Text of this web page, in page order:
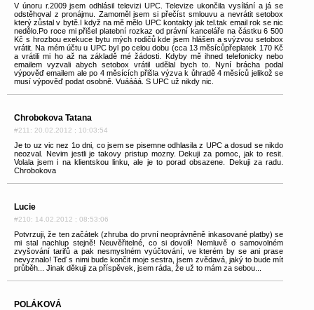
V únoru r.2009 jsem odhlásil televizi UPC. Televize ukončila vysílání a já se
odstěhoval z pronájmu. Zamoměl jsem si přečíst smlouvu a nevrátit setobox
který zůstal v bytě.I když na mě mělo UPC kontakty jak tel.tak email rok se nic
nedělo.Po roce mi přišel platební rozkaz od právní kanceláře na částku 6 500
Kč s hrozbou exekuce bytu mých rodičů kde jsem hlášen a svýzvou setobox
vrátit. Na mém účtu u UPC byl po celou dobu (cca 13 měsícůpřeplatek 170 Kč
a vrátili mi ho až na základě mé žádosti. Kdyby mě ihned telefonicky nebo
emailem vyzvali abych setobox vrátil udělal bych to. Nyní brácha podal
výpověď emailem ale po 4 měsících přišla výzva k ůhradě 4 měsíců jelikož se
musí výpověď podat osobně. Vuáááá. S UPC už nikdy nic.
Chrobokova Tatana
#211: 20.02.2012 ; 10:03:54
Je to uz vic nez 1o dni, co jsem se pisemne odhlasila z UPC a dosud se nikdo
neozval. Nevim jestli je takovy pristup mozny. Dekuji za pomoc, jak to resit.
Volala jsem i na klientskou linku, ale je to porad obsazene. Dekuji za radu.
Chrobokova
Lucie
#210: 14.02.2012 ; 08:53:06
Potvrzuji, že ten začátek (zhruba do první neoprávněně inkasované platby) se
mi stal nachlup stejně! Neuvěřitelné, co si dovolí! Nemluvě o samovolném
zvyšování tarifů a pak nesmyslném vyúčtování, ve kterém by se ani prase
nevyznalo! Teď s nimi bude končit moje sestra, jsem zvědavá, jaký to bude mít
průběh... Jinak děkuji za příspěvek, jsem ráda, že už to mám za sebou...
POLÁKOVÁ